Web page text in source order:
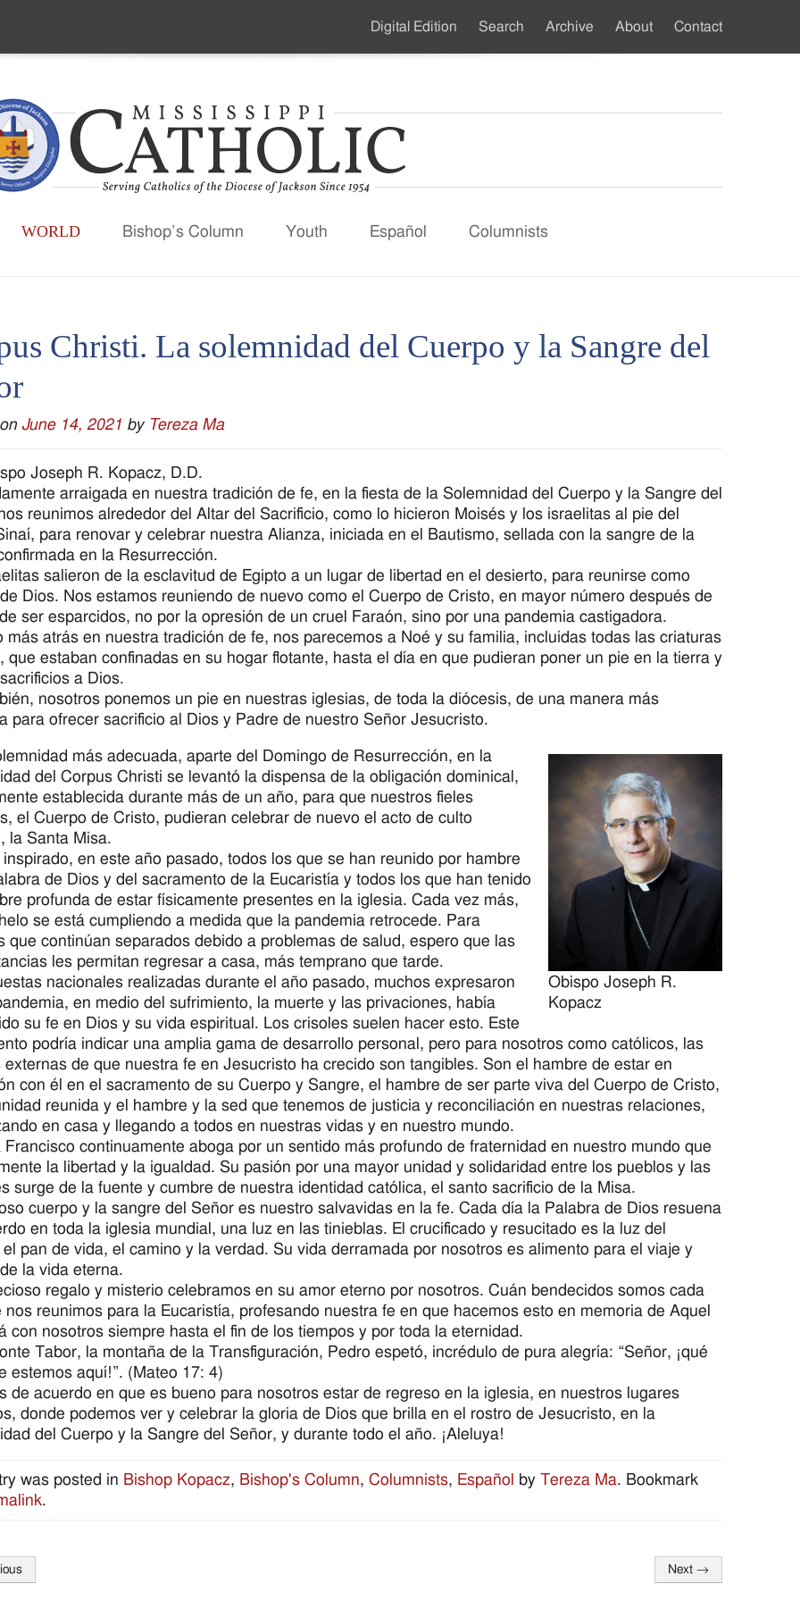
WORLD Bishop’s Column Youth Español Columnists
Secondary
Digital Edition Search Archive About Contact
Christi. La solemnidad del Cuerpo y la Sangre del
June 14, 2021 by Tereza Ma
Joseph R. Kopacz, D.D.
arraigada en nuestra tradición de fe, en la fiesta de la Solemnidad del Cuerpo y la Sangre del
reunimos alrededor del Altar del Sacrificio, como lo hicieron Moisés y los israelitas al pie del
para renovar y celebrar nuestra Alianza, iniciada en el Bautismo, sellada con la sangre de la
en la Resurrección.
salieron de la esclavitud de Egipto a un lugar de libertad en el desierto, para reunirse como
Dios. Nos estamos reuniendo de nuevo como el Cuerpo de Cristo, en mayor número después de
ser esparcidos, no por la opresión de un cruel Faraón, sino por una pandemia castigadora.
más atrás en nuestra tradición de fe, nos parecemos a Noé y su familia, incluidas todas las criaturas
que estaban confinadas en su hogar flotante, hasta el día en que pudieran poner un pie en la tierra y
a Dios.
nosotros ponemos un pie en nuestras iglesias, de toda la diócesis, de una manera más
para ofrecer sacrificio al Dios y Padre de nuestro Señor Jesucristo.
Obispo Joseph R.
Kopacz
más adecuada, aparte del Domingo de Resurrección, en la
del Corpus Christi se levantó la dispensa de la obligación dominical,
establecida durante más de un año, para que nuestros fieles
el Cuerpo de Cristo, pudieran celebrar de nuevo el acto de culto
la Santa Misa.
en este año pasado, todos los que se han reunido por hambre
de Dios y del sacramento de la Eucaristía y todos los que han tenido
profunda de estar físicamente presentes en la iglesia. Cada vez más,
se está cumpliendo a medida que la pandemia retrocede. Para
que continúan separados debido a problemas de salud, espero que las
les permitan regresar a casa, más temprano que tarde.
nacionales realizadas durante el año pasado, muchos expresaron
en medio del sufrimiento, la muerte y las privaciones, había
su fe en Dios y su vida espiritual. Los crisoles suelen hacer esto. Este
podría indicar una amplia gama de desarrollo personal, pero para nosotros como católicos, las
externas de que nuestra fe en Jesucristo ha crecido son tangibles. Son el hambre de estar en
con él en el sacramento de su Cuerpo y Sangre, el hambre de ser parte viva del Cuerpo de Cristo,
reunida y el hambre y la sed que tenemos de justicia y reconciliación en nuestras relaciones,
en casa y llegando a todos en nuestras vidas y en nuestro mundo.
Francisco continuamente aboga por un sentido más profundo de fraternidad en nuestro mundo que
la libertad y la igualdad. Su pasión por una mayor unidad y solidaridad entre los pueblos y las
surge de la fuente y cumbre de nuestra identidad católica, el santo sacrificio de la Misa.
cuerpo y la sangre del Señor es nuestro salvavidas en la fe. Cada día la Palabra de Dios resuena
en toda la iglesia mundial, una luz en las tinieblas. El crucificado y resucitado es la luz del
pan de vida, el camino y la verdad. Su vida derramada por nosotros es alimento para el viaje y
la vida eterna.
regalo y misterio celebramos en su amor eterno por nosotros. Cuán bendecidos somos cada
nos reunimos para la Eucaristía, profesando nuestra fe en que hacemos esto en memoria de Aquel
con nosotros siempre hasta el fin de los tiempos y por toda la eternidad.
Tabor, la montaña de la Transfiguración, Pedro espetó, incrédulo de pura alegría: “Señor, ¡qué
estemos aquí!”. (Mateo 17: 4)
de acuerdo en que es bueno para nosotros estar de regreso en la iglesia, en nuestros lugares
donde podemos ver y celebrar la gloria de Dios que brilla en el rostro de Jesucristo, en la
del Cuerpo y la Sangre del Señor, y durante todo el año. ¡Aleluya!
was posted in Bishop Kopacz, Bishop's Column, Columnists, Español by Tereza Ma. Bookmark
.
Next →